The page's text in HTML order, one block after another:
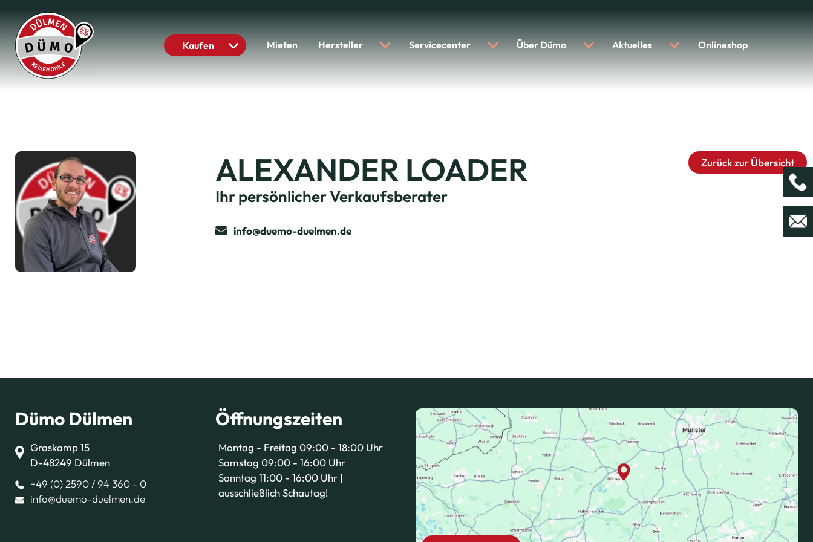
Kaufen Mieten Hersteller Servicecenter Über Dümo Aktuelles Onlineshop
Zurück zur Übersicht
ALEXANDER LOADER
Ihr persönlicher Verkaufsberater
info@duemo-duelmen.de
Dümo Dülmen
Graskamp 15
D-48249 Dülmen
+49 (0) 2590 / 94 360 - 0
info@duemo-duelmen.de
Öffnungszeiten
Montag - Freitag 09:00 - 18:00 Uhr
Samstag 09:00 - 16:00 Uhr
Sonntag 11:00 - 16:00 Uhr |
ausschließlich Schautag!